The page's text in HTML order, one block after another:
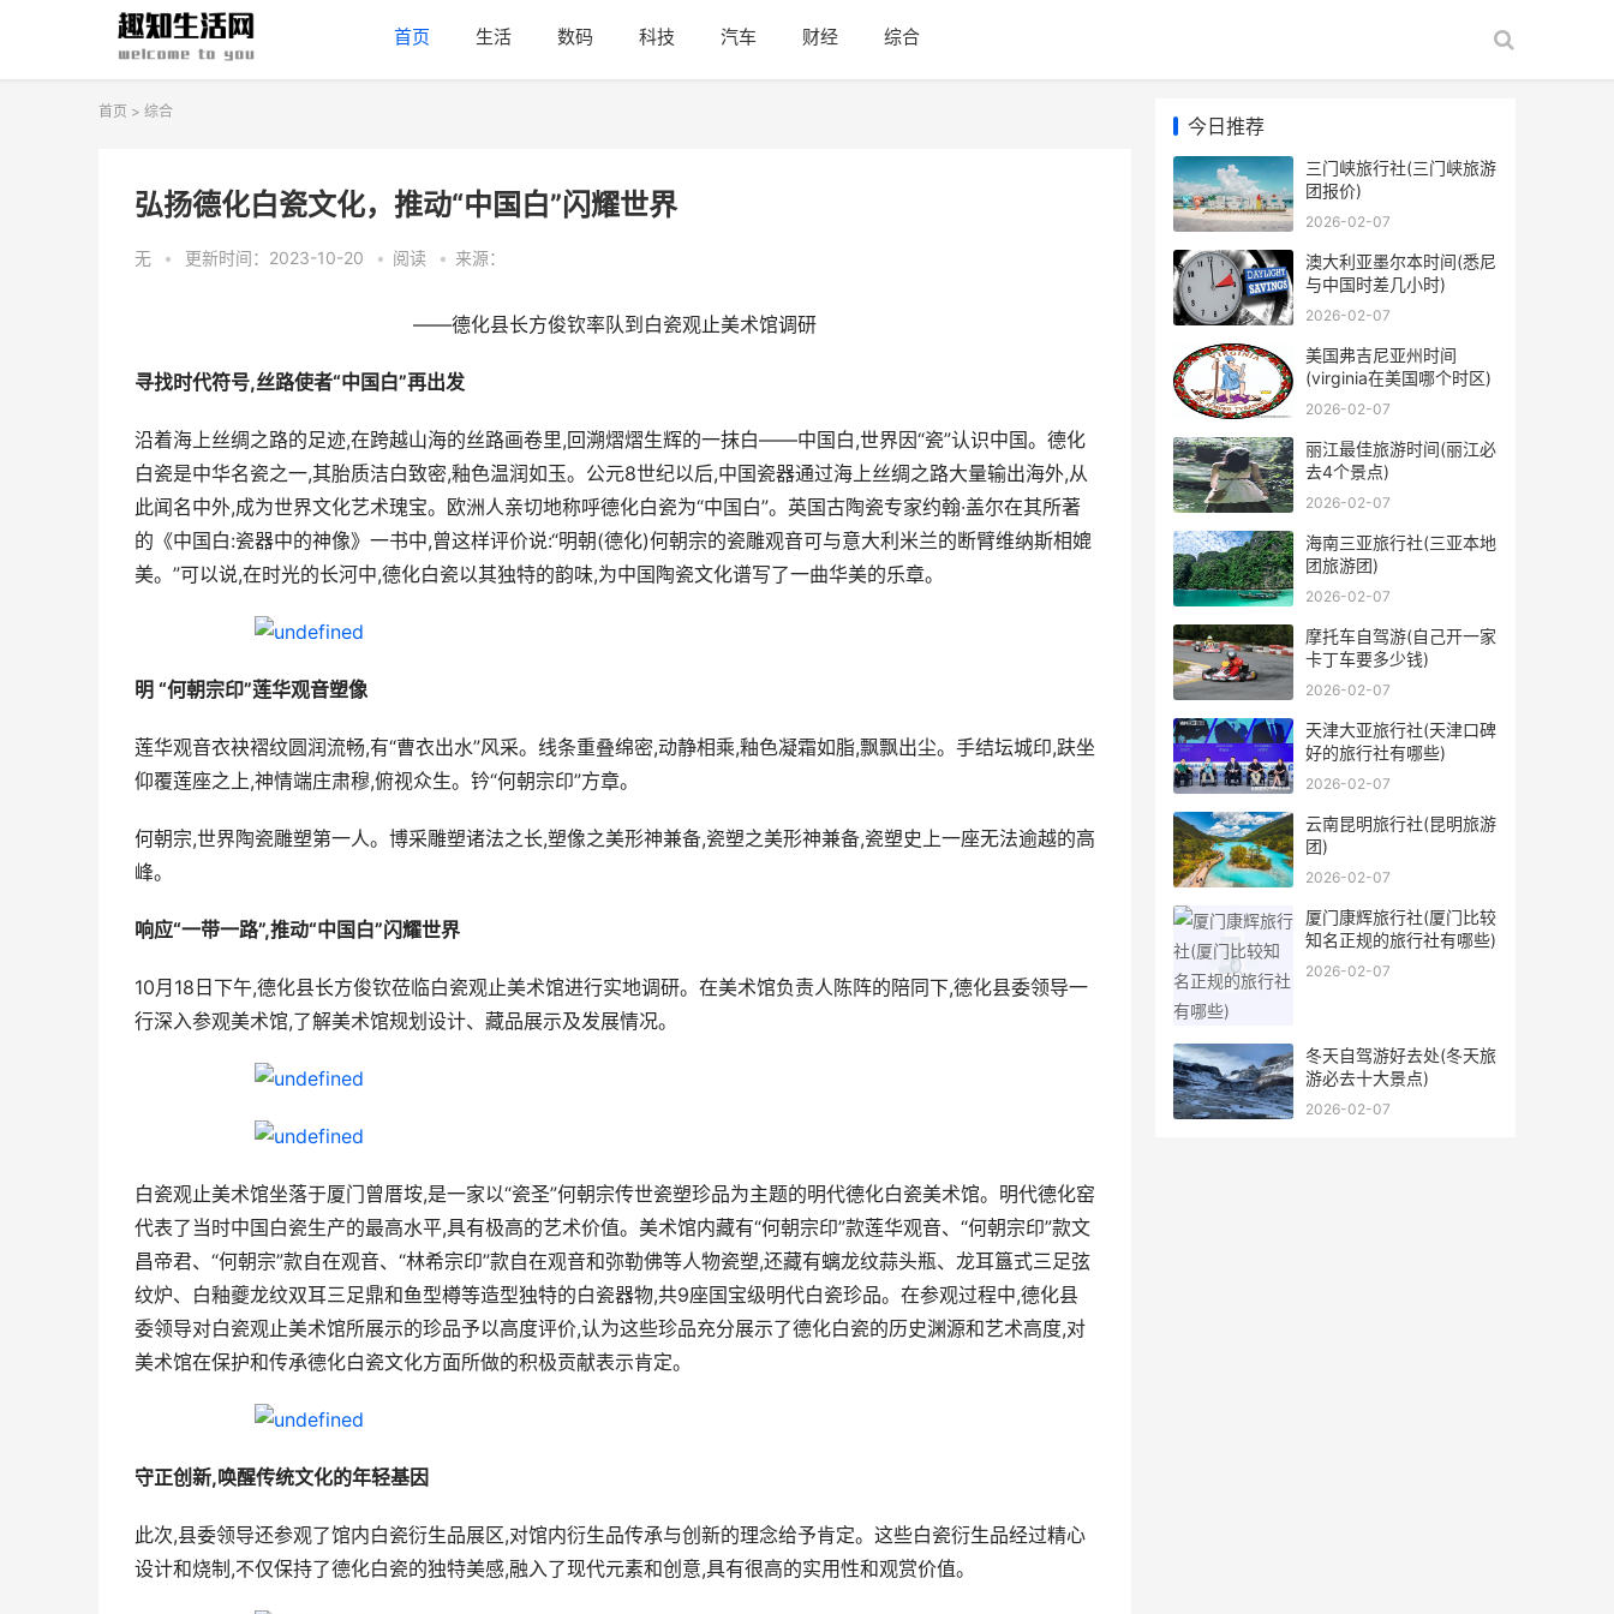
首页 生活 数码 科技 汽车 财经 综合
首页 > 综合
弘扬德化白瓷文化，推动“中国白”闪耀世界
无 • 更新时间：2023-10-20 • 阅读 • 来源：
——德化县长方俊钦率队到白瓷观止美术馆调研
寻找时代符号,丝路使者“中国白”再出发
沿着海上丝绸之路的足迹,在跨越山海的丝路画卷里,回溯熠熠生辉的一抹白——中国白,世界因“瓷”认识中国。德化
白瓷是中华名瓷之一,其胎质洁白致密,釉色温润如玉。公元8世纪以后,中国瓷器通过海上丝绸之路大量输出海外,从
此闻名中外,成为世界文化艺术瑰宝。欧洲人亲切地称呼德化白瓷为“中国白”。英国古陶瓷专家约翰·盖尔在其所著
的《中国白:瓷器中的神像》一书中,曾这样评价说:“明朝(德化)何朝宗的瓷雕观音可与意大利米兰的断臂维纳斯相媲
美。”可以说,在时光的长河中,德化白瓷以其独特的韵味,为中国陶瓷文化谱写了一曲华美的乐章。
明 “何朝宗印”莲华观音塑像
莲华观音衣袂褶纹圆润流畅,有“曹衣出水”风采。线条重叠绵密,动静相乘,釉色凝霜如脂,飘飘出尘。手结坛城印,趺坐
仰覆莲座之上,神情端庄肃穆,俯视众生。钤“何朝宗印”方章。
何朝宗,世界陶瓷雕塑第一人。博采雕塑诸法之长,塑像之美形神兼备,瓷塑之美形神兼备,瓷塑史上一座无法逾越的高
峰。
响应“一带一路”,推动“中国白”闪耀世界
10月18日下午,德化县长方俊钦莅临白瓷观止美术馆进行实地调研。在美术馆负责人陈阵的陪同下,德化县委领导一
行深入参观美术馆,了解美术馆规划设计、藏品展示及发展情况。
白瓷观止美术馆坐落于厦门曾厝垵,是一家以“瓷圣”何朝宗传世瓷塑珍品为主题的明代德化白瓷美术馆。明代德化窑
代表了当时中国白瓷生产的最高水平,具有极高的艺术价值。美术馆内藏有“何朝宗印”款莲华观音、“何朝宗印”款文
昌帝君、“何朝宗”款自在观音、“林希宗印”款自在观音和弥勒佛等人物瓷塑,还藏有螭龙纹蒜头瓶、龙耳簋式三足弦
纹炉、白釉夔龙纹双耳三足鼎和鱼型樽等造型独特的白瓷器物,共9座国宝级明代白瓷珍品。在参观过程中,德化县
委领导对白瓷观止美术馆所展示的珍品予以高度评价,认为这些珍品充分展示了德化白瓷的历史渊源和艺术高度,对
美术馆在保护和传承德化白瓷文化方面所做的积极贡献表示肯定。
守正创新,唤醒传统文化的年轻基因
此次,县委领导还参观了馆内白瓷衍生品展区,对馆内衍生品传承与创新的理念给予肯定。这些白瓷衍生品经过精心
设计和烧制,不仅保持了德化白瓷的独特美感,融入了现代元素和创意,具有很高的实用性和观赏价值。
今日推荐
三门峡旅行社(三门峡旅游
团报价)
2026-02-07
澳大利亚墨尔本时间(悉尼
与中国时差几小时)
2026-02-07
美国弗吉尼亚州时间
(virginia在美国哪个时区)
2026-02-07
丽江最佳旅游时间(丽江必
去4个景点)
2026-02-07
海南三亚旅行社(三亚本地
团旅游团)
2026-02-07
摩托车自驾游(自己开一家
卡丁车要多少钱)
2026-02-07
天津大亚旅行社(天津口碑
好的旅行社有哪些)
2026-02-07
云南昆明旅行社(昆明旅游
团)
2026-02-07
厦门康辉旅行社(厦门比较
知名正规的旅行社有哪些)
2026-02-07
冬天自驾游好去处(冬天旅
游必去十大景点)
2026-02-07